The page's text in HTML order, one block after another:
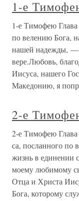
1-е
1-е Тимофею
по велению Бога,
нашей надежды,
вере.Любовь,
Иисуса, нашего
Македонию, я
2-е
2-е Тимофею
са, посланного по
жизнь в
моему любимому
Отца и Христа
Бога, которому